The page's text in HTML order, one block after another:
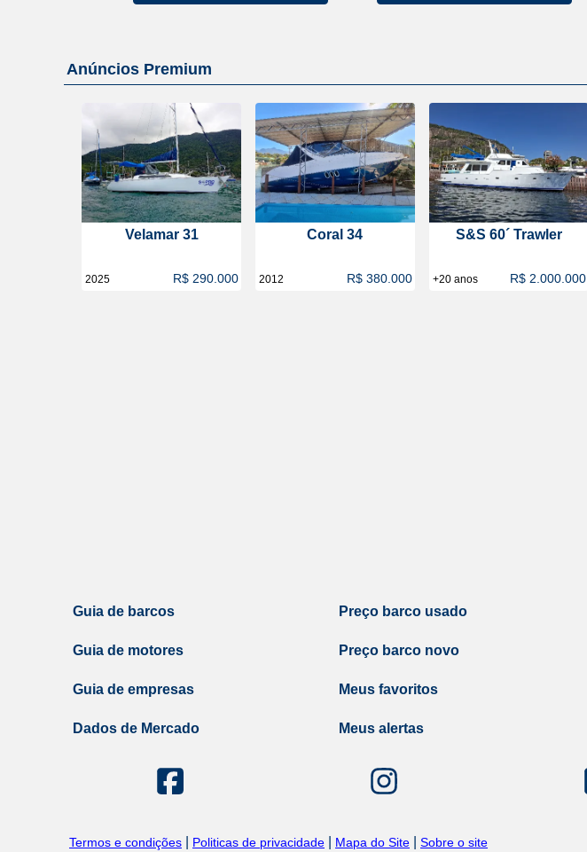
Anúncios Premium
Velamar 31
2025 R$ 290.000
Coral 34
2012 R$ 380.000
S&S 60´ Trawler
+20 anos R$ 2.000.000
Guia de barcos
Guia de motores
Guia de empresas
Dados de Mercado
Preço barco usado
Preço barco novo
Meus favoritos
Meus alertas
Termos e condições Politicas de privacidade Mapa do Site Sobre o site